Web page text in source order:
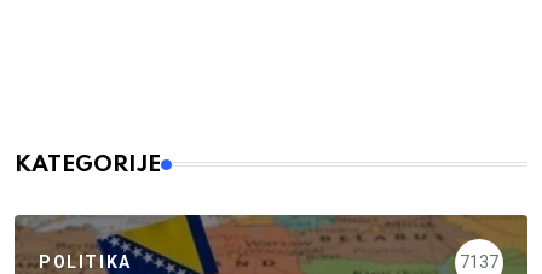
KATEGORIJE
POLITIKA 7137